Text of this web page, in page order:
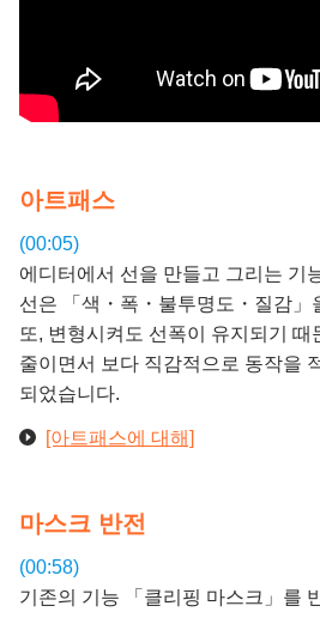
아트패스
(00:05)
에디터에서 선을 만들고 그리는 기
선은 「색・폭・불투명도・질감」
또, 변형시켜도 선폭이 유지되기
줄이면서 보다 직감적으로 동작을
되었습니다.
[아트패스에 대해]
마스크 반전
(00:58)
기존의 기능 「클리핑 마스크」를